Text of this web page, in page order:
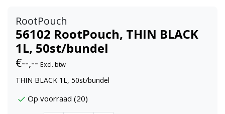
RootPouch
56102 RootPouch, THIN BLACK
1L, 50st/bundel
€--,-- Excl. btw
THIN BLACK 1L, 50st/bundel
Op voorraad (20)